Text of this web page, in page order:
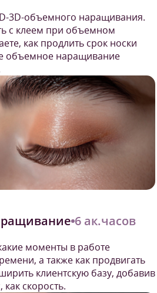
3D-объемного наращивания.
с клеем при объемном
как продлить срок носки
объемное наращивание
6 ак.часов
моменты в работе
а также как продвигать
клиентскую базу, добавив
как скорость.